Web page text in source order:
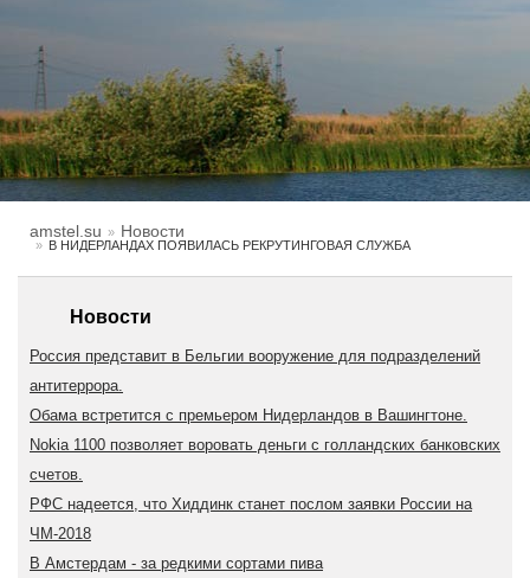
amstel.su Новости
В НИДЕРЛАНДАХ ПОЯВИЛАСЬ РЕКРУТИНГОВАЯ СЛУЖБА
Новости
Россия представит в Бельгии вооружение для подразделений
антитеррора.
Обама встретится с премьером Нидерландов в Вашингтоне.
Nokia 1100 позволяет воровать деньги с голландских банковских
счетов.
РФС надеется, что Хиддинк станет послом заявки России на
ЧМ-2018
В Амстердам - за редкими сортами пива